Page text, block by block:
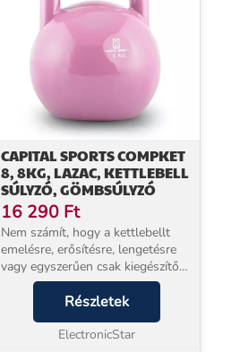
CAPITAL SPORTS COMPKET
8, 8KG, LAZAC, KETTLEBELL
SÚLYZÓ, GÖMBSÚLYZÓ
16 290 Ft
Nem számít, hogy a kettlebellt
emelésre, erősítésre, lengetésre
vagy egyszerűen csak kiegészítő
súlyként használja - a Compket
Competition by Capital Sports egy
sokoldalú edzőeszköz az általános
Részletek
ElectronicStar